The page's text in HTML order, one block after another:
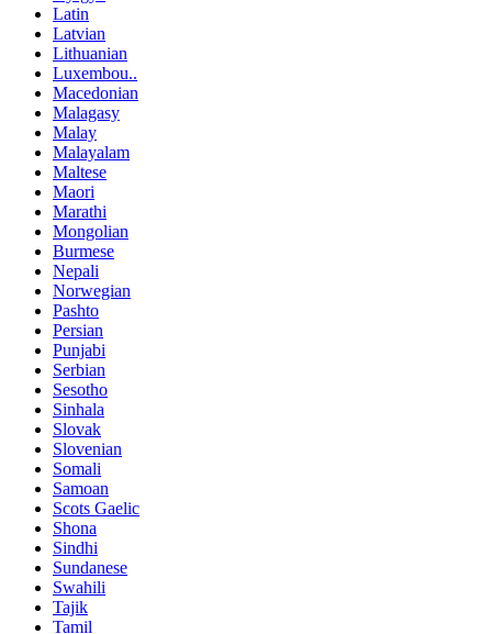
Latin
Latvian
Lithuanian
Luxembou..
Macedonian
Malagasy
Malay
Malayalam
Maltese
Maori
Marathi
Mongolian
Burmese
Nepali
Norwegian
Pashto
Persian
Punjabi
Serbian
Sesotho
Sinhala
Slovak
Slovenian
Somali
Samoan
Scots Gaelic
Shona
Sindhi
Sundanese
Swahili
Tajik
Tamil